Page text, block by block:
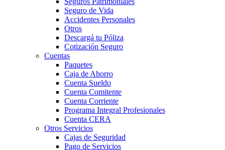
Seguro de Vida
Accidentes Personales
Otros
Descargá tu Póliza
Cotización Seguro
Cuentas
Paquetes
Caja de Ahorro
Cuenta Sueldo
Cuenta Comitente
Cuenta Corriente
Programa Integral Profesionales
Cuenta CERA
Otros Servicios
Cajas de Seguridad
Pago de Servicios